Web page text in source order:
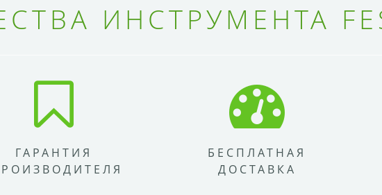
ИНСТРУМЕНТА
ГАРАНТИЯ
БЕСПЛАТНАЯ
ДОСТАВКА